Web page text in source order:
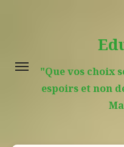
"Que vos choix
espoirs et non